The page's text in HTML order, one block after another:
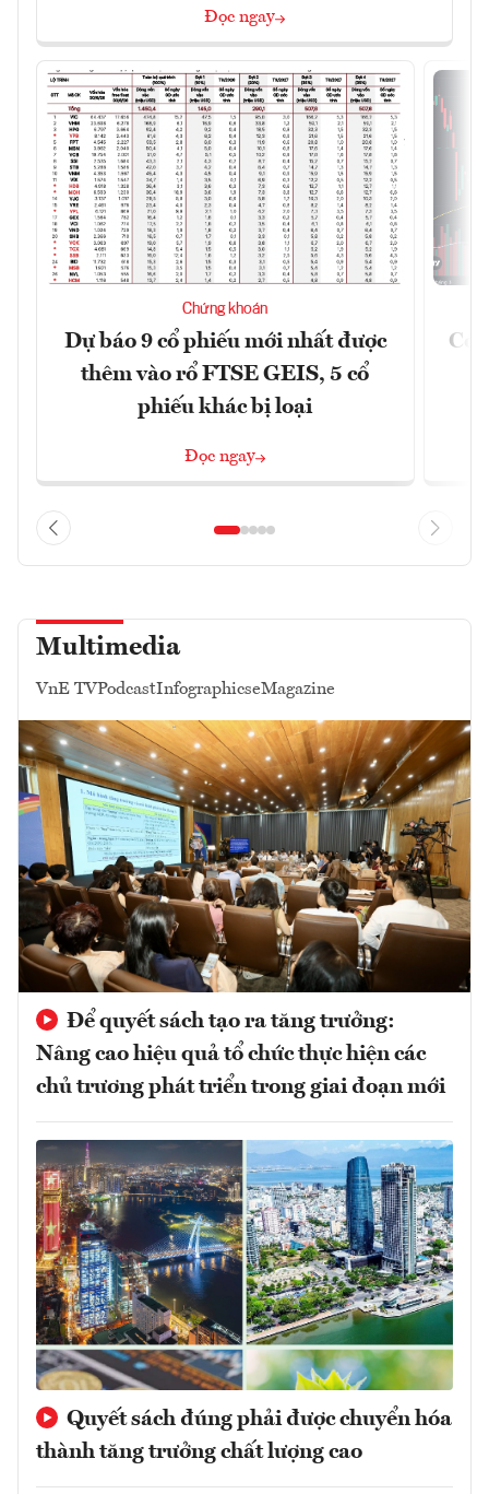
Đọc ngay
Chứng khoán
Dự báo 9 cổ phiếu mới nhất được
thêm vào rổ FTSE GEIS, 5 cổ
phiếu khác bị loại
Đọc ngay
Có
Multimedia
VnE TVPodcastInfographicseMagazine
Để quyết sách tạo ra tăng trưởng:
Nâng cao hiệu quả tổ chức thực hiện các
chủ trương phát triển trong giai đoạn mới
Quyết sách đúng phải được chuyển hóa
thành tăng trưởng chất lượng cao